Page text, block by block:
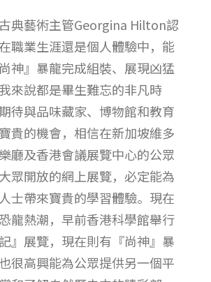
典藝術主管Georgina Hilton認
職業生涯還是個人體驗中，能
神』暴龍完成組裝、展現凶猛
來說都是畢生難忘的非凡時
待與品味藏家、博物館和教育
貴的機會，相信在新加坡維多
廳及香港會議展覽中心的公眾
眾開放的網上展覽，必定能為
士帶來寶貴的學習體驗。現在
龍熱潮，早前香港科學館舉行
』展覽，現在則有『尚神』暴
很高興能為公眾提供另一個平